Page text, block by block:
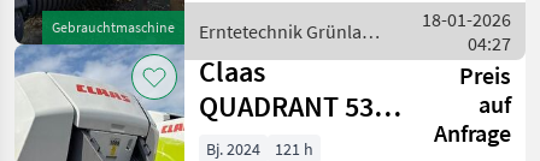
Gebrauchtmaschine
Arbeitsbreite: 235 cm
Ballenausstoßer Ballenmaß
Erntetechnik Grünland
/ Claas
18-01-2026
04:27
Claas
QUADRANT 5300
FC T+ST
Preis
auf
Anfrage
Bj. 2024
121 h